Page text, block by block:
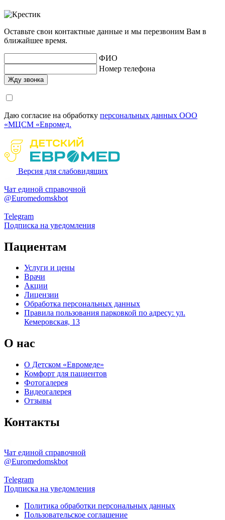
Оставьте свои контактные данные и мы перезвоним Вам в
ближайшее время.
ФИО
Номер телефона
Даю согласие на обработку персональных данных ООО
«МЦСМ «Евромед.
Версия для слабовидящих
Чат единой справочной
@Euromedomskbot
Telegram
Подписка на уведомления
Пациентам
Услуги и цены
Врачи
Акции
Лицензии
Обработка персональных данных
Правила пользования парковкой по адресу: ул.
Кемеровская, 13
О нас
О Детском «Евромеде»
Комфорт для пациентов
Фотогалерея
Видеогалерея
Отзывы
Контакты
Чат единой справочной
@Euromedomskbot
Telegram
Подписка на уведомления
Политика обработки персональных данных
Пользовательское соглашение